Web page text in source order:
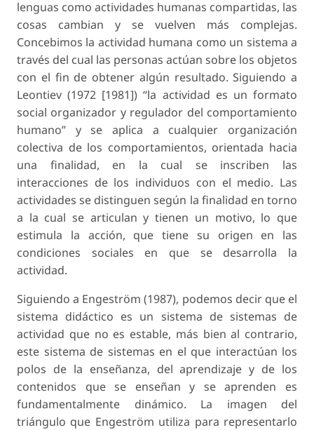
lenguas como actividades humanas compartidas, las
cosas cambian y se vuelven más complejas.
Concebimos la actividad humana como un sistema a
través del cual las personas actúan sobre los objetos
con el fin de obtener algún resultado. Siguiendo a
Leontiev (1972 [1981]) “la actividad es un formato
social organizador y regulador del comportamiento
humano” y se aplica a cualquier organización
colectiva de los comportamientos, orientada hacia
una finalidad, en la cual se inscriben las
interacciones de los individuos con el medio. Las
actividades se distinguen según la finalidad en torno
a la cual se articulan y tienen un motivo, lo que
estimula la acción, que tiene su origen en las
condiciones sociales en que se desarrolla la
actividad.
Siguiendo a Engeström (1987), podemos decir que el
sistema didáctico es un sistema de sistemas de
actividad que no es estable, más bien al contrario,
este sistema de sistemas en el que interactúan los
polos de la enseñanza, del aprendizaje y de los
contenidos que se enseñan y se aprenden es
fundamentalmente dinámico. La imagen del
triángulo que Engeström utiliza para representarlo